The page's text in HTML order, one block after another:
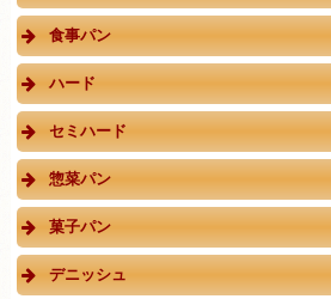
食事パン
ハード
セミハード
惣菜パン
菓子パン
デニッシュ